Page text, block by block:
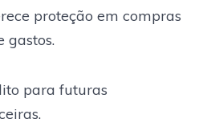
proteção em compras
gastos.
para futuras